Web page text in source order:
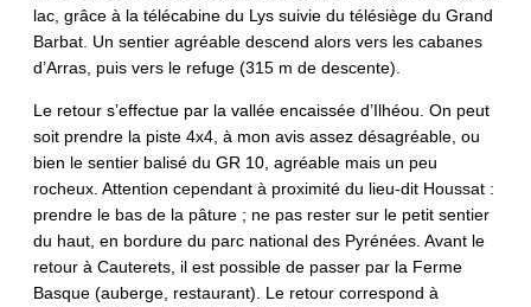
lac, grâce à la télécabine du Lys suivie du télésiège du Grand
Barbat. Un sentier agréable descend alors vers les cabanes
d’Arras, puis vers le refuge (315 m de descente).
Le retour s’effectue par la vallée encaissée d’Ilhéou. On peut
soit prendre la piste 4x4, à mon avis assez désagréable, ou
bien le sentier balisé du GR 10, agréable mais un peu
rocheux. Attention cependant à proximité du lieu-dit Houssat :
prendre le bas de la pâture ; ne pas rester sur le petit sentier
du haut, en bordure du parc national des Pyrénées. Avant le
retour à Cauterets, il est possible de passer par la Ferme
Basque (auberge, restaurant). Le retour correspond à